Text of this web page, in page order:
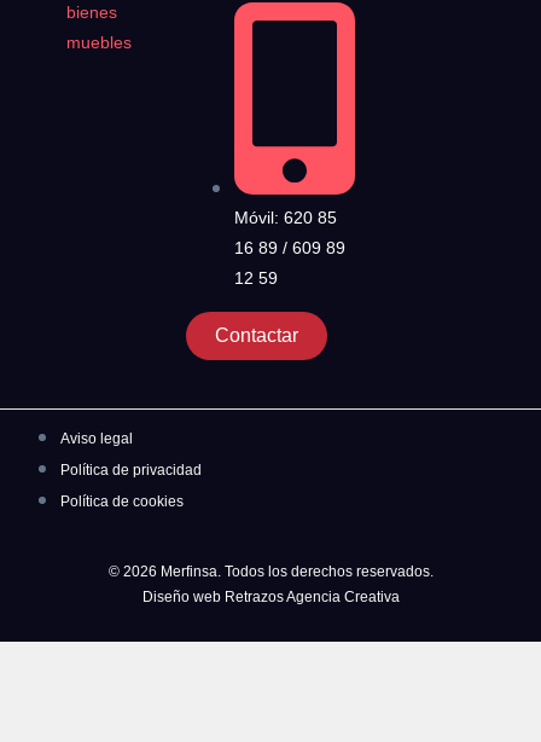
bienes
muebles
Móvil: 620 85
16 89 / 609 89
12 59
Contactar
Aviso legal
Política de privacidad
Política de cookies
© 2026 Merfinsa. Todos los derechos reservados.
Diseño web Retrazos Agencia Creativa